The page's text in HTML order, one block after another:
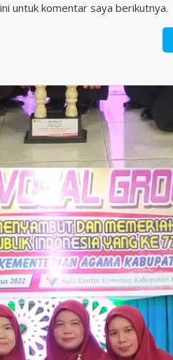
untuk komentar saya berikutnya.